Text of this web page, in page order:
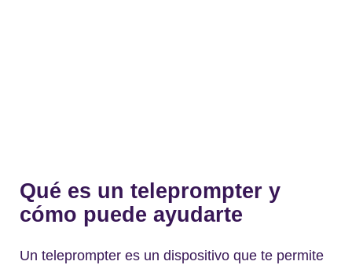
Qué es un teleprompter y
cómo puede ayudarte
Un teleprompter es un dispositivo que te permite